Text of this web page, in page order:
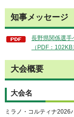
知事メッセージ
長野県関係選手
（PDF：102KB
大会概要
大会名
ミラノ・コルティナ2026